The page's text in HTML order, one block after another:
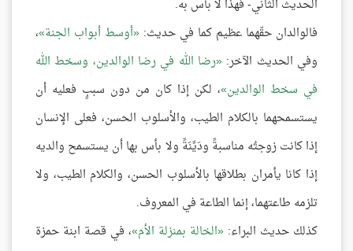
الحديث الثاني- فهذا لا بأس به.
فالوالدان حقّهما عظيم كما في حديث: أوسط أبواب الجنة ،
وفي الحديث الآخر: رضا الله في رضا الوالدين، وسخط الله
في سخط الوالدين ، لكن إذا كان من دون سببٍ فعليه أن
يستسمحهما بالكلام الطيب، والأسلوب الحسن، فعلى الإنسان
إذا كانت زوجتُه مناسبةً ودَيِّنَةً ولا بأس بها أن يستسمح والديه
إذا كانا يأمران بطلاقها بالأسلوب الحسن، والكلام الطيب، ولا
تلزمه طاعتهما، إنما الطاعة في المعروف.
كذلك حديث البراء: الخالة بمنزلة الأم ، في قصة ابنة حمزة